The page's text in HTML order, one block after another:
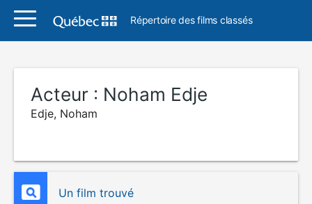
Répertoire des films classés
Acteur : Noham Edje
Edje, Noham
Un film trouvé